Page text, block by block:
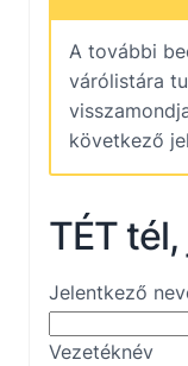
A további
várólistára
következő
TÉT
Jelentkező
Vezetéknév